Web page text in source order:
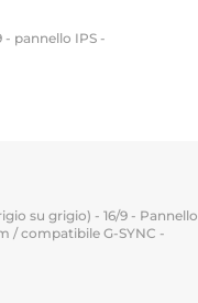
- pannello IPS -
su grigio) - 16/9 - Pannello
/ compatibile G-SYNC -